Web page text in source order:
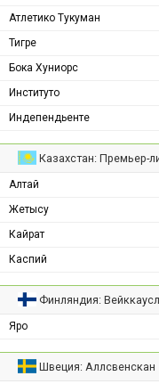
Атлетико Тукуман
Тигре
Бока Хуниорс
Институто
Индепендьенте
Казахстан: Премьер-
Алтай
Жетысу
Кайрат
Каспий
Финляндия:
Яро
Швеция: Аллсвенскан